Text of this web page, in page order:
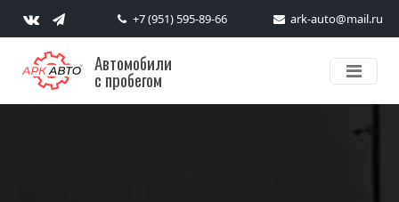
+7 (951) 595-89-66 ark-auto@mail.ru
Автомобили
с пробегом